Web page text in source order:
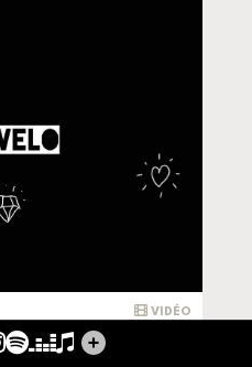
VIDÉO
Instagram
Spotify
Deezer
Apple Music
Tous mes